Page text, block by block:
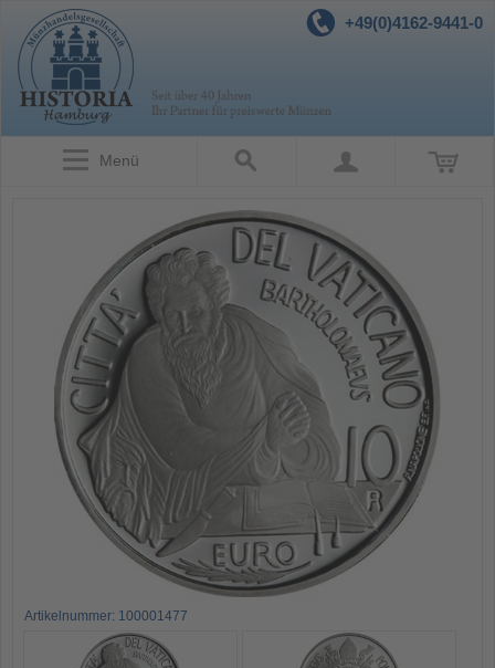
+49(0)4162-9441-0
Menü
Artikelnummer: 100001477